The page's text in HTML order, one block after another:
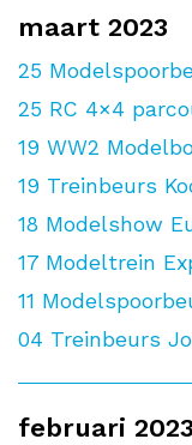
maart 2023
25
25 RC 4×4
19 WW2
19 Treinbeurs
18 Modelshow
17 Modeltrein
11
04 Treinbeurs
februari 2023